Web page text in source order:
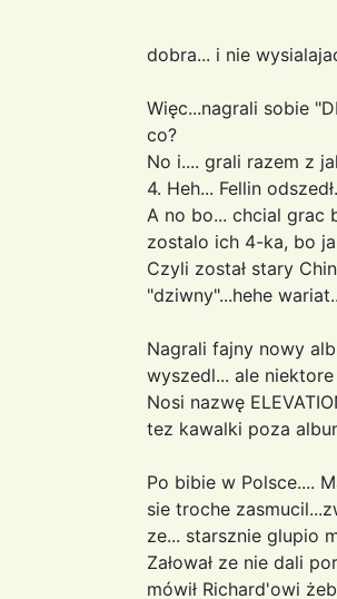
dobra... i nie
Więc...nagrali sobie
co?
No i.... grali razem z
4. Heh... Fellin
A no bo... chcial grac
zostalo ich 4-ka, bo
Czyli został stary
"dziwny"...hehe
Nagrali fajny nowy
wyszedl... ale
Nosi nazwę
tez kawalki poza
Po bibie w Polsce....
sie troche
ze... starsznie glupio
Załował ze nie dali
mówił Richard'owi